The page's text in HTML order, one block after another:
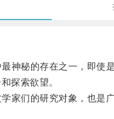
秘的存在之一，即使
探索欲望。
们的研究对象，也是